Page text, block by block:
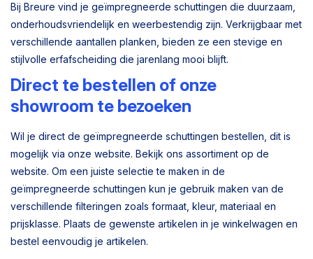
Bij Breure vind je geïmpregneerde schuttingen die duurzaam,
onderhoudsvriendelijk en weerbestendig zijn. Verkrijgbaar met
verschillende aantallen planken, bieden ze een stevige en
stijlvolle erfafscheiding die jarenlang mooi blijft.
Direct te bestellen of onze
showroom te bezoeken
Wil je direct de geïmpregneerde schuttingen bestellen, dit is
mogelijk via onze website. Bekijk ons assortiment op de
website. Om een juiste selectie te maken in de
geïmpregneerde schuttingen kun je gebruik maken van de
verschillende filteringen zoals formaat, kleur, materiaal en
prijsklasse. Plaats de gewenste artikelen in je winkelwagen en
bestel eenvoudig je artikelen.